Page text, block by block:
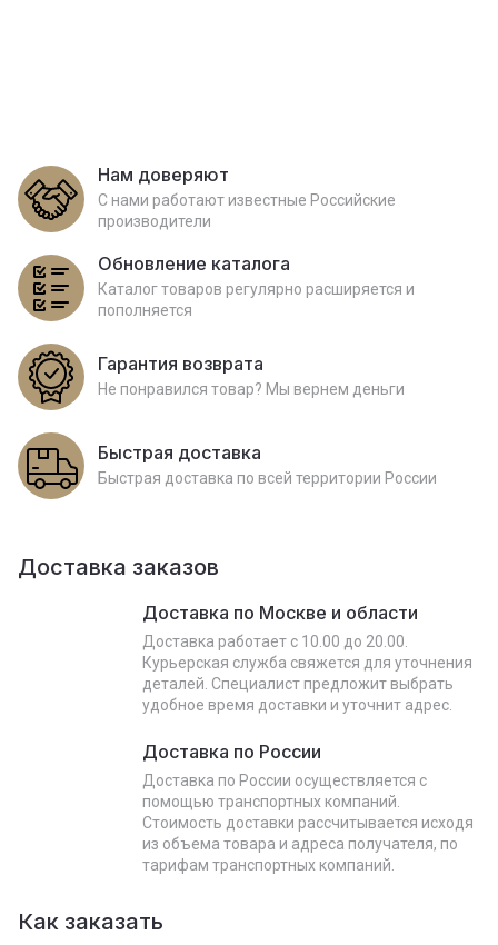
Нам доверяют
С нами работают известные Российские
производители
Обновление каталога
Каталог товаров регулярно расширяется и
пополняется
Гарантия возврата
Не понравился товар? Мы вернем деньги
Быстрая доставка
Быстрая доставка по всей территории России
Доставка заказов
Доставка по Москве и области
Доставка работает с 10.00 до 20.00.
Курьерская служба свяжется для уточнения
деталей. Специалист предложит выбрать
удобное время доставки и уточнит адрес.
Доставка по России
Доставка по России осуществляется с
помощью транспортных компаний.
Стоимость доставки рассчитывается исходя
из объема товара и адреса получателя, по
тарифам транспортных компаний.
Как заказать